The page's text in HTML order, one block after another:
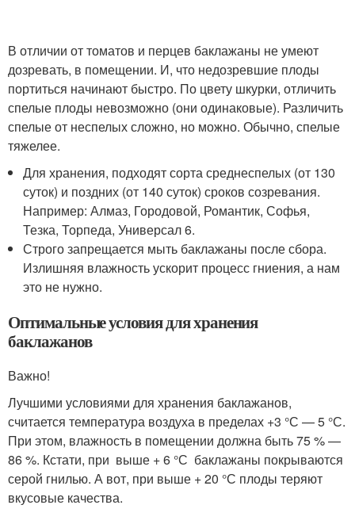
В отличии от томатов и перцев баклажаны не умеют
дозревать, в помещении. И, что недозревшие плоды
портиться начинают быстро. По цвету шкурки, отличить
спелые плоды невозможно (они одинаковые). Различить
спелые от неспелых сложно, но можно. Обычно, спелые
тяжелее.
Для хранения, подходят сорта среднеспелых (от 130
суток) и поздних (от 140 суток) сроков созревания.
Например: Алмаз, Городовой, Романтик, Софья,
Тезка, Торпеда, Универсал 6.
Строго запрещается мыть баклажаны после сбора.
Излишняя влажность ускорит процесс гниения, а нам
это не нужно.
Оптимальные условия для хранения
баклажанов
Важно!
Лучшими условиями для хранения баклажанов,
считается температура воздуха в пределах +3 °С — 5 °С.
При этом, влажность в помещении должна быть 75 % —
86 %. Кстати, при выше + 6 °С баклажаны покрываются
серой гнилью. А вот, при выше + 20 °С плоды теряют
вкусовые качества.